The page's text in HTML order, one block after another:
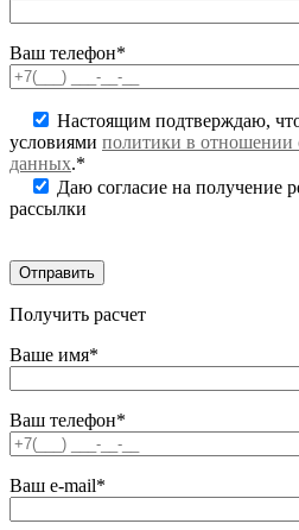
Ваш телефон*
Настоящим подтверждаю,
условиями политики в отношении
данных.*
Даю согласие на получение
рассылки
Получить расчет
Ваше имя*
Ваш телефон*
Ваш e-mail*